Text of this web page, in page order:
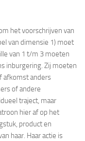
het voorschrijven van
van dimensie 1) moet
van 1 t/m 3 moeten
inburgering. Zij moeten
afkomst anders
of andere
traject, maar
hier af op het
product en
haar. Haar actie is